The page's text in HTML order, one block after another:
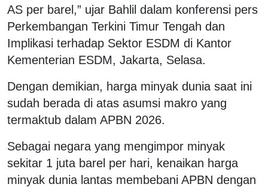
AS per barel,” ujar Bahlil dalam konferensi pers
Perkembangan Terkini Timur Tengah dan
Implikasi terhadap Sektor ESDM di Kantor
Kementerian ESDM, Jakarta, Selasa.
Dengan demikian, harga minyak dunia saat ini
sudah berada di atas asumsi makro yang
termaktub dalam APBN 2026.
Sebagai negara yang mengimpor minyak
sekitar 1 juta barel per hari, kenaikan harga
minyak dunia lantas membebani APBN dengan